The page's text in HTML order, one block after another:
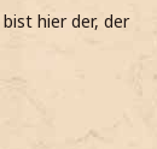
bist hier der, der